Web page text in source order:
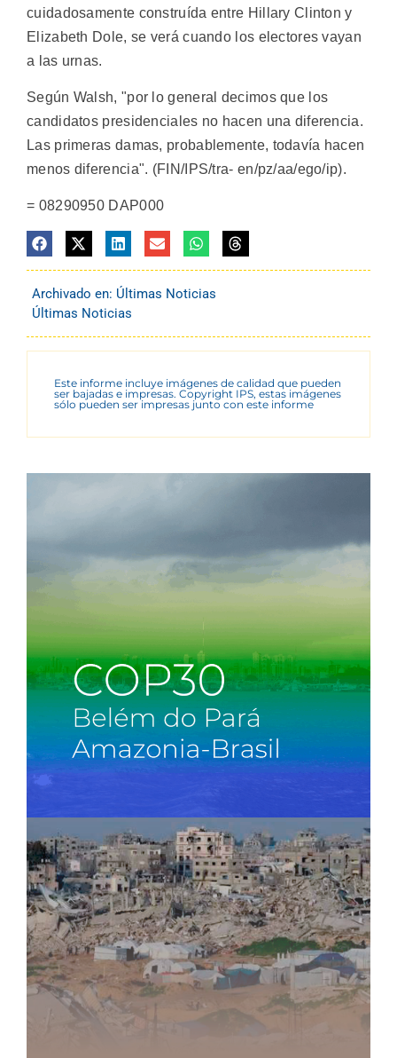
cuidadosamente construída entre Hillary Clinton y
Elizabeth Dole, se verá cuando los electores vayan
a las urnas.
Según Walsh, "por lo general decimos que los
candidatos presidenciales no hacen una diferencia.
Las primeras damas, probablemente, todavía hacen
menos diferencia". (FIN/IPS/tra- en/pz/aa/ego/ip).
= 08290950 DAP000
Archivado en: Últimas Noticias
Últimas Noticias
Este informe incluye imágenes de calidad que pueden
ser bajadas e impresas. Copyright IPS, estas imágenes
sólo pueden ser impresas junto con este informe